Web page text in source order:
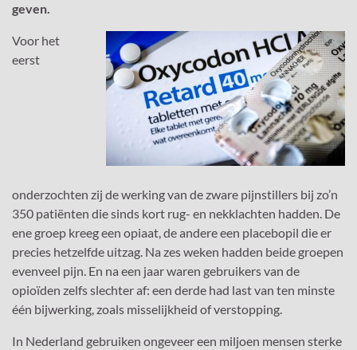
geven.
Voor het
eerst
onderzochten zij de werking van de zware pijnstillers bij zo’n
350 patiënten die sinds kort rug- en nekklachten hadden. De
ene groep kreeg een opiaat, de andere een placebopil die er
precies hetzelfde uitzag. Na zes weken hadden beide groepen
evenveel pijn. En na een jaar waren gebruikers van de
opioïden zelfs slechter af: een derde had last van ten minste
één bijwerking, zoals misselijkheid of verstopping.
In Nederland gebruiken ongeveer een miljoen mensen sterke